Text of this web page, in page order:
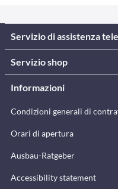
Servizio di assistenza
Servizio shop
Informazioni
Condizioni generali di
Orari di apertura
Ausbau-Ratgeber
Accessibility statement